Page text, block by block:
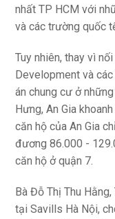
nhất TP HCM với
và các trường quốc
Tuy nhiên, thay vì
Development và
án chung cư ở
Hưng, An Gia
căn hộ của An Gia
đương 86.000 -
căn hộ ở quận 7.
Bà Đỗ Thị Thu
tại Savills Hà Nội,